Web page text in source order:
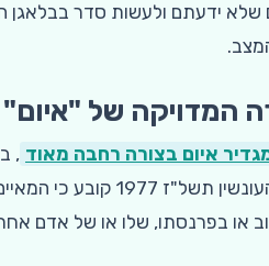
שלא ידעתם ולעשות סדר בבלאגן
המדויקה של "איום"
איום בצורה רחבה מאוד ,
סעיף 192 לחוק
או בפרנסתו, שלו או של אדם